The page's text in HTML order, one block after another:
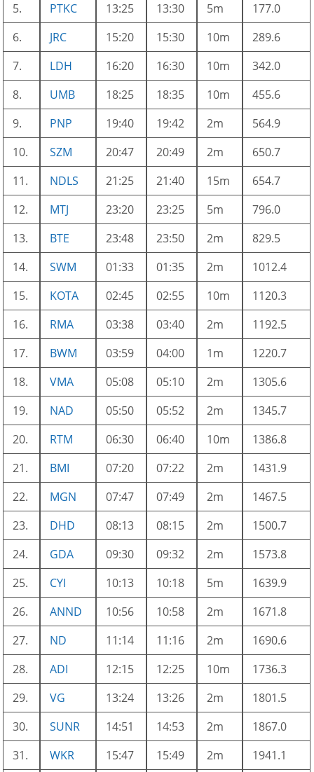
5.
PTKC 13:25 13:30 5m
177.0
6.
JRC 15:20 15:30 10m
289.6
7.
LDH 16:20 16:30 10m
342.0
8.
UMB 18:25 18:35 10m
455.6
9.
PNP 19:40 19:42 2m
564.9
10.
SZM 20:47 20:49 2m
650.7
11.
NDLS 21:25 21:40 15m
654.7
12.
MTJ 23:20 23:25 5m
796.0
13.
BTE 23:48 23:50 2m
829.5
14.
SWM 01:33 01:35 2m
1012.4
15.
KOTA 02:45 02:55 10m
1120.3
16.
RMA 03:38 03:40 2m
1192.5
17.
BWM 03:59 04:00 1m
1220.7
18.
VMA 05:08 05:10 2m
1305.6
19.
NAD 05:50 05:52 2m
1345.7
20.
RTM 06:30 06:40 10m
1386.8
21.
BMI 07:20 07:22 2m
1431.9
22.
MGN 07:47 07:49 2m
1467.5
23.
DHD 08:13 08:15 2m
1500.7
24.
GDA 09:30 09:32 2m
1573.8
25.
CYI 10:13 10:18 5m
1639.9
26.
ANND 10:56 10:58 2m
1671.8
27.
ND 11:14 11:16 2m
1690.6
28.
ADI 12:15 12:25 10m
1736.3
29.
VG 13:24 13:26 2m
1801.5
30.
SUNR 14:51 14:53 2m
1867.0
31.
WKR 15:47 15:49 2m 1941.1